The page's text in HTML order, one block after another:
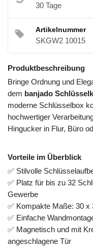
30 Tage
Artikelnummer
SKGW2 10015
Produktbeschreibung
Bringe Ordnung und
dem banjado
moderne Schlüsselbox
hochwertiger
Hingucker in Flur, Büro
Vorteile im Überblick
✅ Stilvolle
✅ Platz für bis zu 32
Gewerbe
✅ Kompakte Maße: 30 x
✅ Einfache
✅ Magnetisch und mit
angeschlagene Tür